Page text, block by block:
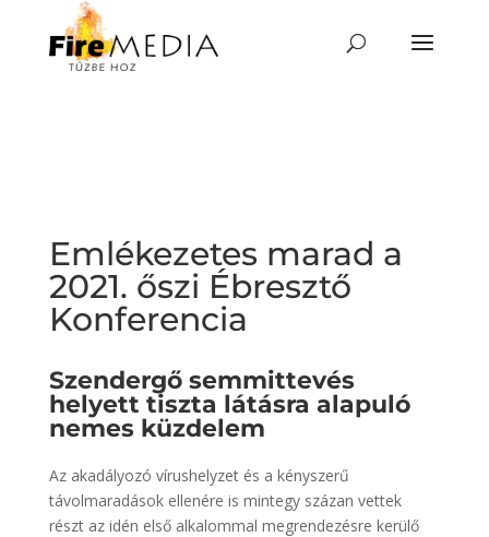
content
Emlékezetes marad a
2021. őszi Ébresztő
Konferencia
Szendergő semmittevés
helyett tiszta látásra alapuló
nemes küzdelem
Az akadályozó vírushelyzet és a kényszerű
távolmaradások ellenére is mintegy százan vettek
részt az idén első alkalommal megrendezésre kerülő